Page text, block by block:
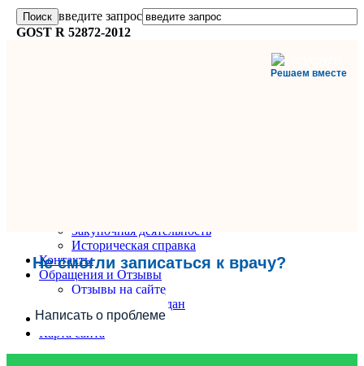
введите запрос
GOST R 52872-2012
Решаем вместе
Не смогли записаться к врачу?
Написать о проблеме
Закупочная деятельность
Историческая справка
Контакты
Обращения и Отзывы
Отзывы на сайте
Обращения граждан
Вопрос-Ответ
Карта сайта